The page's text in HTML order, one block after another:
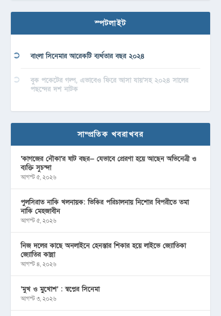
স্পটলাইট
বাংলা সিনেমার আরেকটি ব্যর্থতার বছর ২০২৪
বুক পকেটের গল্প, এভাবেও ফিরে আসা যায়’সহ ২০২৪ সালের
পছন্দের দশ নাটক
সাম্প্রতিক খবরাখবর
‘কাগজের নৌকা’র ষাট বছর— যেভাবে প্রেরণা হয়ে আছেন অভিনেত্রী ও
ব্যক্তি সুচন্দা
আগস্ট ৫, ২০২৬
পুলসিরাত নাকি খলনায়ক: ভিকির পরিচালনায় নিশোর বিপরীতে তমা
নাকি মেহজাবীন
আগস্ট ৫, ২০২৬
নিজ দলের কাছে অনলাইনে হেনস্তার শিকার হয়ে লাইভে জ্যোতিকা
জ্যোতির কান্না
আগস্ট ৪, ২০২৬
‘মুখ ও মু্খোশ’ : স্বপ্নের সিনেমা
আগস্ট ৩, ২০২৬